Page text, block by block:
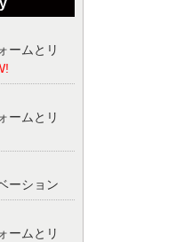
ームとリ
ームとリ
ーション
ームとリ